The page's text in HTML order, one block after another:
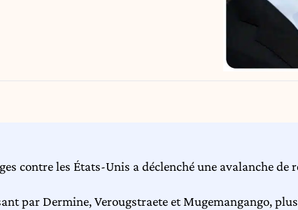
contre les États-Unis a déclenché une avalanche de
par Dermine, Verougstraete et Mugemangango,